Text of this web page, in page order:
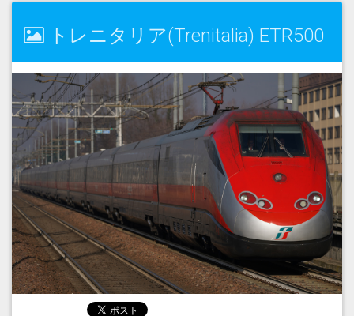
トレニタリア(Trenitalia) ETR500